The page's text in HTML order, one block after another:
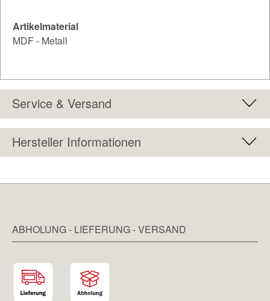
Artikelmaterial
MDF - Metall
Service & Versand
Hersteller Informationen
ABHOLUNG - LIEFERUNG - VERSAND